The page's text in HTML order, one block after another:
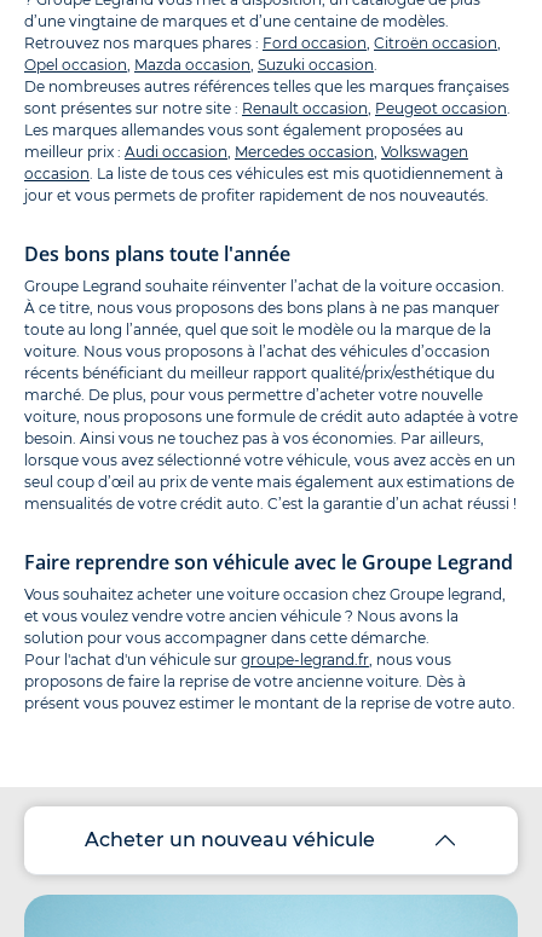
d’une vingtaine de marques et d’une centaine de modèles.
Retrouvez nos marques phares : Ford occasion Citroën occasion
Opel occasion Mazda occasion Suzuki occasion
De nombreuses autres références telles que les marques françaises
sont présentes sur notre site : Renault occasion Peugeot occasion
Les marques allemandes vous sont également proposées au
meilleur prix : Audi occasion Mercedes occasion Volkswagen
occasion . La liste de tous ces véhicules est mis quotidiennement à
jour et vous permets de profiter rapidement de nos nouveautés.
Des bons plans toute l'année
Groupe Legrand souhaite réinventer l’achat de la voiture occasion.
À ce titre, nous vous proposons des bons plans à ne pas manquer
toute au long l’année, quel que soit le modèle ou la marque de la
voiture. Nous vous proposons à l’achat des véhicules d’occasion
récents bénéficiant du meilleur rapport qualité/prix/esthétique du
marché. De plus, pour vous permettre d’acheter votre nouvelle
voiture, nous proposons une formule de crédit auto adaptée à votre
besoin. Ainsi vous ne touchez pas à vos économies. Par ailleurs,
lorsque vous avez sélectionné votre véhicule, vous avez accès en un
seul coup d’œil au prix de vente mais également aux estimations de
mensualités de votre crédit auto. C’est la garantie d’un achat réussi !
Faire reprendre son véhicule avec le Groupe Legrand
Vous souhaitez acheter une voiture occasion chez Groupe legrand,
et vous voulez vendre votre ancien véhicule ? Nous avons la
solution pour vous accompagner dans cette démarche.
Pour l'achat d'un véhicule sur groupe-legrand.fr , nous vous
proposons de faire la reprise de votre ancienne voiture. Dès à
présent vous pouvez estimer le montant de la reprise de votre auto.
Acheter un nouveau véhicule